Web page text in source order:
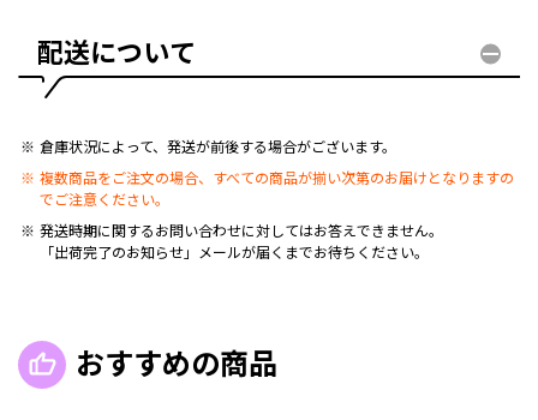
配送について
倉庫状況によって、発送が前後する場合がございます。
複数商品をご注文の場合、すべての商品が揃い次第のお届けとなりますの
でご注意ください。
発送時期に関するお問い合わせに対してはお答えできません。
「出荷完了のお知らせ」メールが届くまでお待ちください。
おすすめの商品